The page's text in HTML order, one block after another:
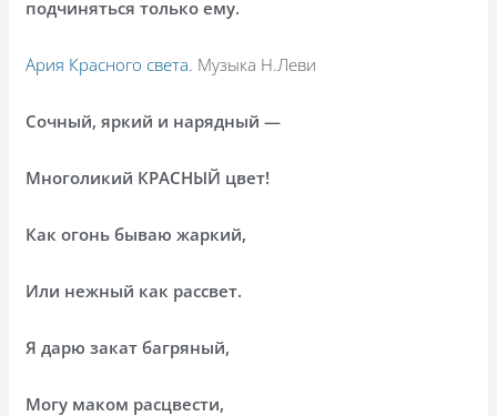
подчиняться только ему.
Ария Красного света. Музыка Н.Леви
Сочный, яркий и нарядный —
Многоликий КРАСНЫЙ цвет!
Как огонь бываю жаркий,
Или нежный как рассвет.
Я дарю закат багряный,
Могу маком расцвести,